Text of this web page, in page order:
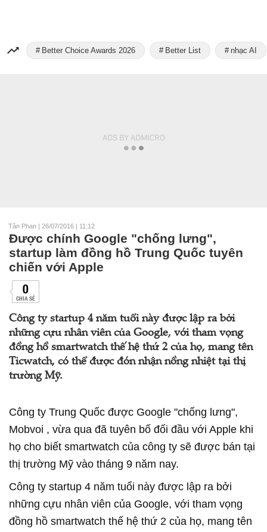
Better Choice Awards 2026 Better List nhạc AI
Tân Phan | 26/07/2016 | 11:12
Được chính Google "chống lưng",
startup làm đồng hồ Trung Quốc tuyên
chiến với Apple
0
CHIA SẺ
Công ty startup 4 năm tuổi này được lập ra bởi
những cựu nhân viên của Google, với tham vọng
đồng hồ smartwatch thế hệ thứ 2 của họ, mang tên
Ticwatch, có thể được đón nhận nồng nhiệt tại thị
trường Mỹ.
Công ty Trung Quốc được Google "chống lưng",
Mobvoi , vừa qua đã tuyên bố đối đầu với Apple khi
họ cho biết smartwatch của công ty sẽ được bán tại
thị trường Mỹ vào tháng 9 năm nay.
Công ty startup 4 năm tuổi này được lập ra bởi
những cựu nhân viên của Google, với tham vọng
đồng hồ smartwatch thế hệ thứ 2 của họ, mang tên